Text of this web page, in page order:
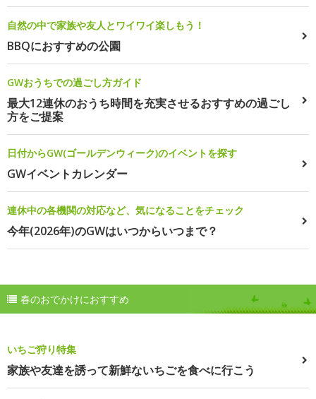
自然の中で家族や友人とワイワイ楽しもう！
BBQにおすすめの公園
GWおうちでの過ごし方ガイド
最大12連休のおうち時間を充実させるおすすめの過ごし
方をご提案
日付からGW(ゴールデンウィーク)のイベントを探す
GWイベントカレンダー
連休中の各機関の対応など、気になることをチェック
今年(2026年)のGWはいつからいつまで？
春のおでかけにおすすめ
いちご狩り特集
家族や友達を誘って新鮮ないちごを食べに行こう